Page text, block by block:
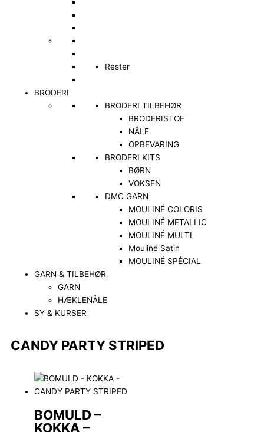
Rester
BRODERI
BRODERI TILBEHØR
BRODERISTOF
NÅLE
OPBEVARING
BRODERI KITS
BØRN
VOKSEN
DMC GARN
MOULINÉ COLORIS
MOULINÉ METALLIC
MOULINÉ MULTI
Mouliné Satin
MOULINÉ SPÉCIAL
GARN & TILBEHØR
GARN
HÆKLENÅLE
SY & KURSER
CANDY PARTY STRIPED
BOMULD –
KOKKA –